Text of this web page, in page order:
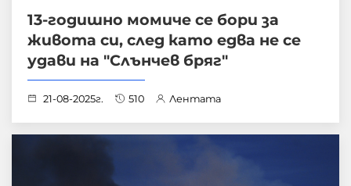
13-годишно момиче се бори за
живота си, след като едва не се
удави на "Слънчев бряг"
21-08-2025г. 510 Лентата